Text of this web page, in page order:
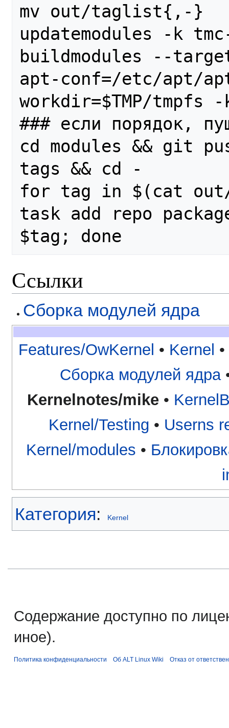
mv out/taglist{,-}
updatemodules -k
buildmodules --
apt-conf=/etc/apt/
workdir=$TMP/tmpfs
### если порядок,
cd modules && git
tags && cd -
for tag in $(cat
task add repo
Ссылки
Сборка модулей ядра
Features/OwKernel • Kernel •
Сборка модулей ядра
Kernelnotes/mike •
Kernel/Testing • Userns
Kernel/modules •
Категория: Kernel
Содержание доступно по
иное).
Политика конфиденциальности Об ALT Linux Wiki Отказ от